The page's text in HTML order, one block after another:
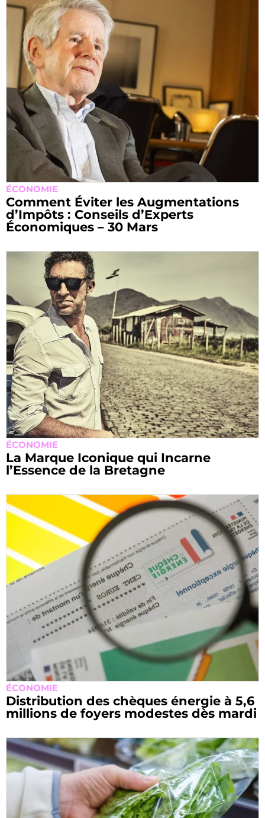
ÉCONOMIE
Comment Éviter les Augmentations
d’Impôts : Conseils d’Experts
Économiques – 30 Mars
ÉCONOMIE
La Marque Iconique qui Incarne
l’Essence de la Bretagne
ÉCONOMIE
Distribution des chèques énergie à 5,6
millions de foyers modestes dès mardi